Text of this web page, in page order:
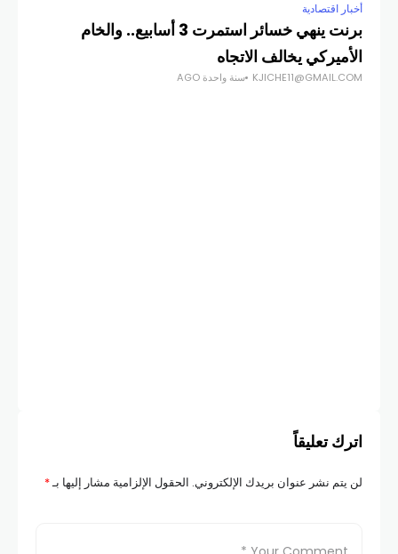
أخبار اقتصادية
برنت ينهي خسائر استمرت 3 أسابيع.. والخام
الأميركي يخالف الاتجاه
KJICHE11@GMAIL.COM سنة واحدة AGO
اترك تعليقاً
لن يتم نشر عنوان بريدك الإلكتروني. الحقول الإلزامية مشار إليها بـ*